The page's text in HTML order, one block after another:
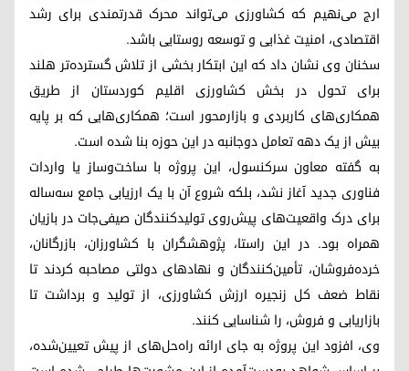
ارج می‌نهیم که کشاورزی می‌تواند محرک قدرتمندی برای رشد
اقتصادی، امنیت غذایی و توسعه روستایی باشد.
سخنان وی نشان داد که این ابتکار بخشی از تلاش گسترده‌تر هلند
برای تحول در بخش کشاورزی اقلیم کوردستان از طریق
همکاری‌های کاربردی و بازارمحور است؛ همکاری‌هایی که بر پایه
بیش از یک دهه تعامل دوجانبه در این حوزه بنا شده است.
به گفته معاون سرکنسول، این پروژه با ساخت‌وساز یا واردات
فناوری جدید آغاز نشد، بلکه شروع آن با یک ارزیابی جامع سه‌ساله
برای درک واقعیت‌های پیش‌روی تولیدکنندگان صیفی‌جات در بازیان
همراه بود. در این راستا، پژوهشگران با کشاورزان، بازرگانان،
خرده‌فروشان، تأمین‌کنندگان و نهادهای دولتی مصاحبه کردند تا
نقاط ضعف کل زنجیره ارزش کشاورزی، از تولید و برداشت تا
بازاریابی و فروش، را شناسایی کنند.
وی، افزود این پروژه به جای ارائه راه‌حل‌های از پیش تعیین‌شده،